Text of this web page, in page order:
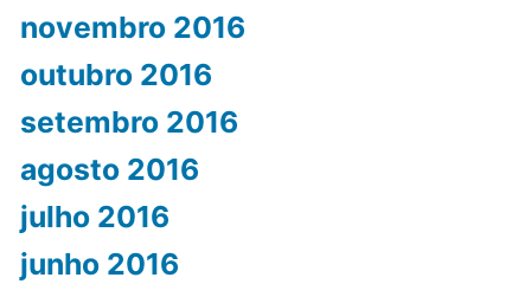
novembro 2016
outubro 2016
setembro 2016
agosto 2016
julho 2016
junho 2016